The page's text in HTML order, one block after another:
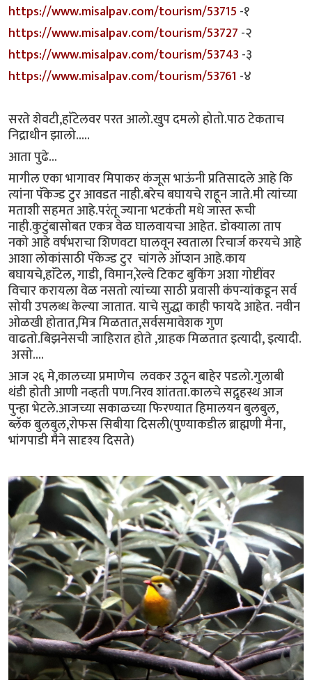
https://www.misalpav.com/tourism/53715-१
https://www.misalpav.com/tourism/53727-२
https://www.misalpav.com/tourism/53743-३
https://www.misalpav.com/tourism/53761 -४
सरते शेवटी,हाॅटेलवर परत आलो.खुप दमलो होतो.पाठ टेकताच
निद्राधीन झालो.....
आता पुढे...
मागील एका भागावर मिपाकर कंजूस भाऊंनी प्रतिसादले आहे कि
त्यांना पॅकेज्ड टुर आवडत नाही.बरेच बघायचे राहून जाते.मी त्यांच्या
मताशी सहमत आहे.परंतू ज्याना भटकंती मधे जास्त रूची
नाही.कुटुंबासोबत एकत्र वेळ घालवायचा आहेत. डोक्याला ताप
नको आहे वर्षभराचा शिणवटा घालवून स्वताला रिचार्ज करयचे आहे
आशा लोकांसाठी पॅकेज्ड टुर चांगले ऑप्शन आहे.काय
बघायचे,हाॅटेल, गाडी, विमान,रेल्वे टिकट बुकिंग अशा गोष्टींवर
विचार करायला वेळ नसतो त्यांच्या साठी प्रवासी कंपन्यांकडून सर्व
सोयी उपलब्ध केल्या जातात. याचे सुद्धा काही फायदे आहेत. नवीन
ओळखी होतात,मित्र मिळतात,सर्वसमावेशक गुण
वाढतो.बिझनेसची जाहिरात होते ,ग्राहक मिळतात इत्यादी, इत्यादी.
असो....
आज २६ मे,कालच्या प्रमाणेच लवकर उठून बाहेर पडलो.गुलाबी
थंडी होती आणी नव्हती पण.निरव शांतता.कालचे सद्गृहस्थ आज
पुन्हा भेटले.आजच्या सकाळच्या फिरण्यात हिमालयन बुलबुल,
ब्लॅक बुलबुल,रोफस सिबीया दिसली(पुण्याकडील ब्राह्मणी मैना,
भांगपाडी मैने सादृश्य दिसते)